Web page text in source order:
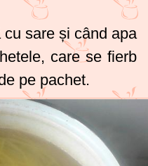
sare și când apa
care se fierb
pe pachet.